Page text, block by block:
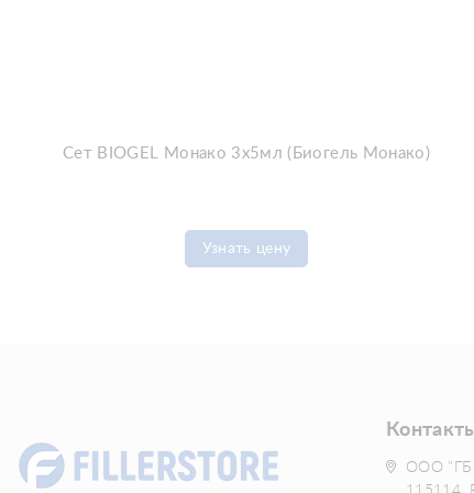
Сет BIOGEL Монако 3х5мл (Биогель Монако)
Узнать цену
ООО "ГБ